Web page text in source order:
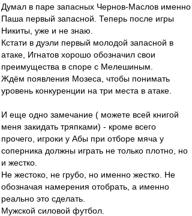
Думал в паре запасных Чернов-Маслов именно
Паша первый запасной. Теперь после игры
Никиты, уже и не знаю.
Кстати в дуэли первый молодой запасной в
атаке, Игнатов хорошо обозначил свои
преимущества в споре с Мелешиным.
Ждём появления Мозеса, чтобы понимать
уровень конкуренции на три места в атаке.
И еще одно замечание ( можете всей книгой
меня закидать тряпками) - кроме всего
прочего, игроки у Абы при отборе мяча у
соперника должны играть не только плотно, но
и жестко.
Не жестоко, не грубо, но именно жестко. Не
обозначая намерения отобрать, а именно
реально это сделать.
Мужской силовой футбол.